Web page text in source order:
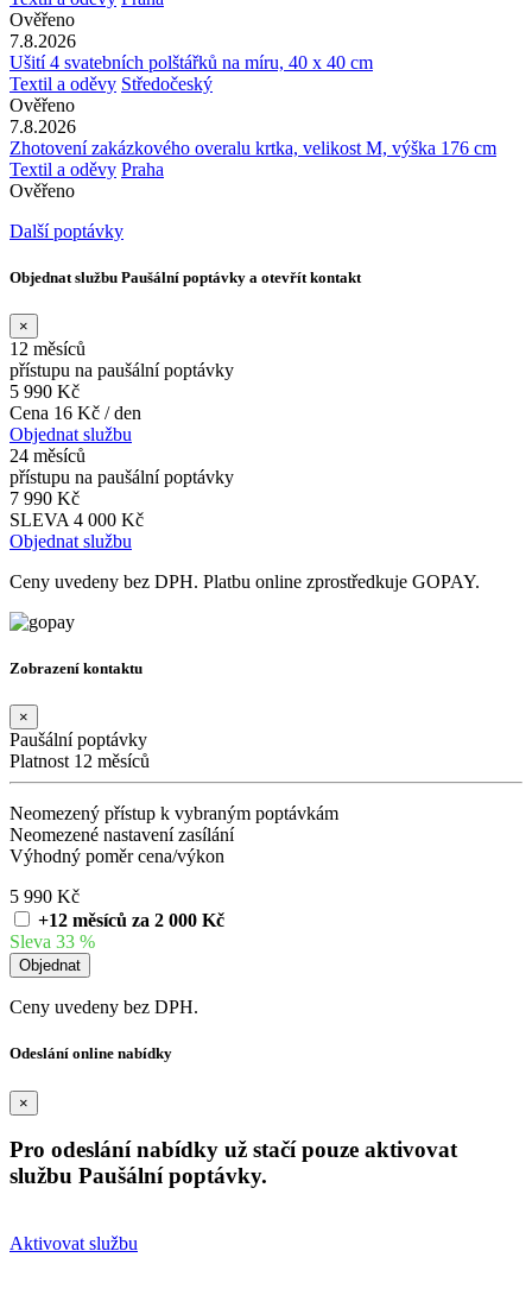
Ověřeno
7.8.2026
Ušití 4 svatebních polštářků na míru, 40 x 40 cm
Textil a oděvy Středočeský
Ověřeno
7.8.2026
Zhotovení zakázkového overalu krtka, velikost M, výška 176 cm
Textil a oděvy Praha
Ověřeno
Další poptávky
Objednat službu Paušální poptávky a otevřít kontakt
×
12 měsíců
přístupu na paušální poptávky
5 990 Kč
Cena 16 Kč / den
Objednat službu
24 měsíců
přístupu na paušální poptávky
7 990 Kč
SLEVA 4 000 Kč
Objednat službu
Ceny uvedeny bez DPH. Platbu online zprostředkuje GOPAY.
Zobrazení kontaktu
×
Paušální poptávky
Platnost 12 měsíců
Neomezený přístup k vybraným poptávkám
Neomezené nastavení zasílání
Výhodný poměr cena/výkon
5 990 Kč
+12 měsíců za 2 000 Kč
Sleva 33 %
Ceny uvedeny bez DPH.
Odeslání online nabídky
×
Pro odeslání nabídky už stačí pouze aktivovat
službu Paušální poptávky.
Aktivovat službu